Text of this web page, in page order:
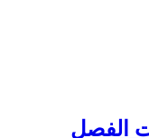
الفصل